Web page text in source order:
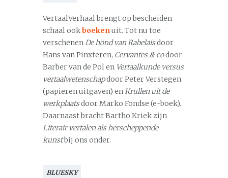
VertaalVerhaal brengt op bescheiden
schaal ookboekenuit. Tot nu toe
verschenenDe hond van Rabelaisdoor
Hans van Pinxteren, Cervantes & codoor
Barber van de Pol en Vertaalkunde versus
vertaalwetenschapdoor Peter Verstegen
(papieren uitgaven) enKrullen uit de
werkplaatsdoor Marko Fondse (e-boek).
Daarnaast bracht Bartho Kriek zijn
Literair vertalen als herscheppende
kunstbij ons onder.
BLUESKY